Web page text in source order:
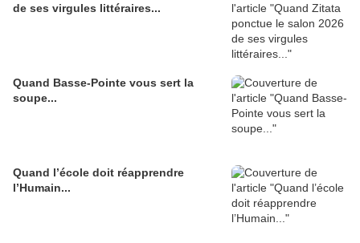
de ses virgules littéraires...
Quand Basse-Pointe vous sert la
soupe...
Quand l’école doit réapprendre
l’Humain...